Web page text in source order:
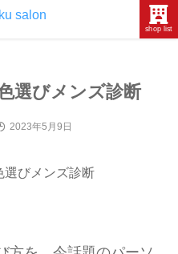
shop list
選びメンズ診断
2023年5月9日